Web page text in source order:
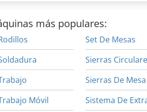
más populares:
Móvil
Set De Mesas
Sistema De